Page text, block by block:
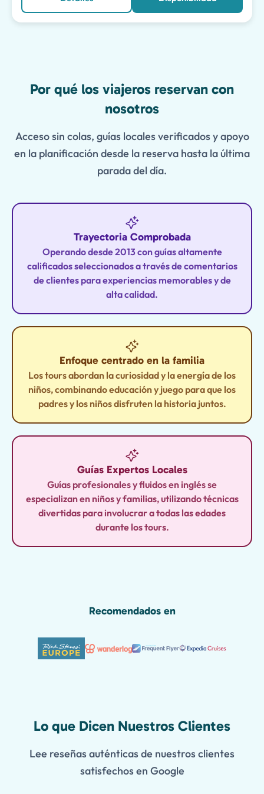
FeaturesPor qué los viajeros reservan con
nosotros
Acceso sin colas, guías locales verificados y apoyo
en la planificación desde la reserva hasta la última
parada del día.
Trayectoria Comprobada
Operando desde 2013 con guías altamente
calificados seleccionados a través de comentarios
de clientes para experiencias memorables y de
alta calidad.
Enfoque centrado en la familia
Los tours abordan la curiosidad y la energía de los
niños, combinando educación y juego para que los
padres y los niños disfruten la historia juntos.
Guías Expertos Locales
Guías profesionales y fluidos en inglés se
especializan en niños y familias, utilizando técnicas
divertidas para involucrar a todas las edades
durante los tours.
Recomendados en
Lo que Dicen Nuestros Clientes
Lee reseñas auténticas de nuestros clientes
satisfechos en Google